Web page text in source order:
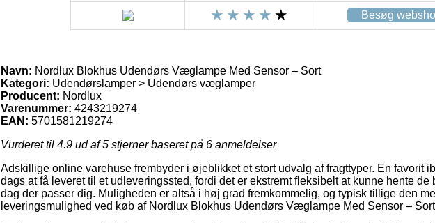
Besøg
Navn: Nordlux Blokhus Udendørs Væglampe Med Sensor – Sort
Kategori: Udendørslamper > Udendørs væglamper
Producent: Nordlux
Varenummer: 4243219274
EAN: 5701581219274
Vurderet til 4.9 ud af 5 stjerner baseret på 6 anmeldelser
Adskillige online varehuse frembyder i øjeblikket et stort udvalg af fragttyper. En favorit
dags at få leveret til et udleveringssted, fordi det er ekstremt fleksibelt at kunne hente de
dag der passer dig. Muligheden er altså i høj grad fremkommelig, og typisk tillige den
leveringsmulighed ved køb af Nordlux Blokhus Udendørs Væglampe Med Sensor –